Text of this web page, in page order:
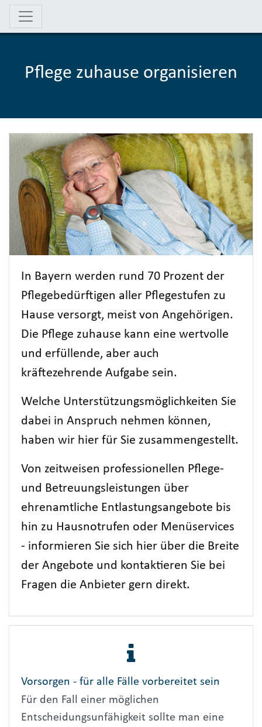
Pflege zuhause organisieren
In Bayern werden rund 70 Prozent der
Pflegebedürftigen aller Pflegestufen zu
Hause versorgt, meist von Angehörigen.
Die Pflege zuhause kann eine wertvolle
und erfüllende, aber auch
kräftezehrende Aufgabe sein.
Welche Unterstützungsmöglichkeiten Sie
dabei in Anspruch nehmen können,
haben wir hier für Sie zusammengestellt.
Von zeitweisen professionellen Pflege-
und Betreuungsleistungen über
ehrenamtliche Entlastungsangebote bis
hin zu Hausnotrufen oder Menüservices
- informieren Sie sich hier über die Breite
der Angebote und kontaktieren Sie bei
Fragen die Anbieter gern direkt.
Vorsorgen - für alle Fälle vorbereitet sein
Für den Fall einer möglichen
Entscheidungsunfähigkeit sollte man eine